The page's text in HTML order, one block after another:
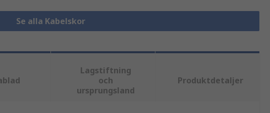
Se alla Kabelskor
Lagstiftning
och
ursprungsland
Produktdetaljer